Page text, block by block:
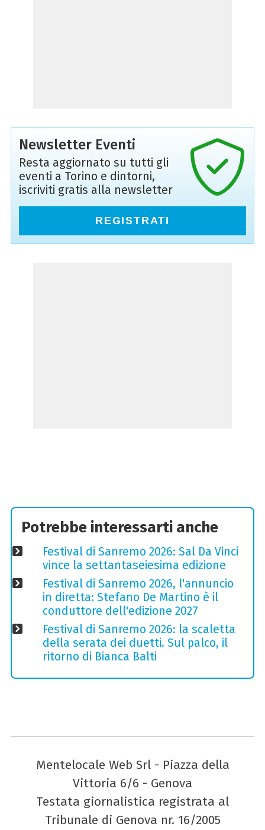
Newsletter Eventi
Resta aggiornato su tutti gli
eventi a Torino e dintorni,
iscriviti gratis alla newsletter
REGISTRATI
Potrebbe interessarti anche
Festival di Sanremo 2026: Sal Da Vinci
vince la settantaseiesima edizione
Festival di Sanremo 2026, l'annuncio
in diretta: Stefano De Martino è il
conduttore dell'edizione 2027
Festival di Sanremo 2026: la scaletta
della serata dei duetti. Sul palco, il
ritorno di Bianca Balti
Mentelocale Web Srl - Piazza della
Vittoria 6/6 - Genova
Testata giornalistica registrata al
Tribunale di Genova nr. 16/2005